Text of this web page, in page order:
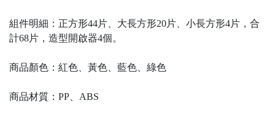
組件明細：正方形44片、大長方形20片、小長方形4片，合
計68片，造型開啟器4個。
商品顏色：紅色、黃色、藍色、綠色
商品材質：PP、ABS